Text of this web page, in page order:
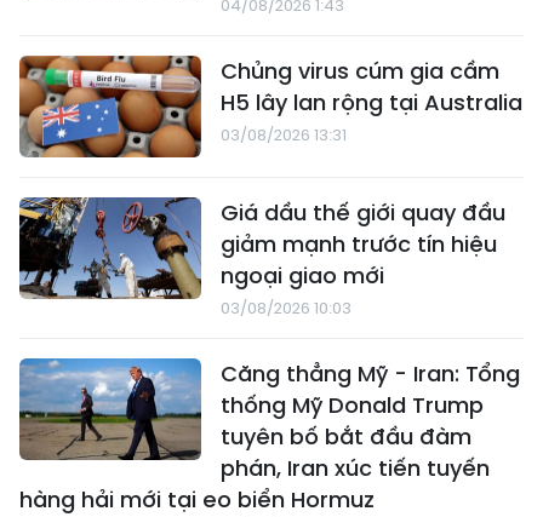
04/08/2026 1:43
Chủng virus cúm gia cầm
H5 lây lan rộng tại Australia
03/08/2026 13:31
Giá dầu thế giới quay đầu
giảm mạnh trước tín hiệu
ngoại giao mới
03/08/2026 10:03
Căng thẳng Mỹ - Iran: Tổng
thống Mỹ Donald Trump
tuyên bố bắt đầu đàm
phán, Iran xúc tiến tuyến
hàng hải mới tại eo biển Hormuz